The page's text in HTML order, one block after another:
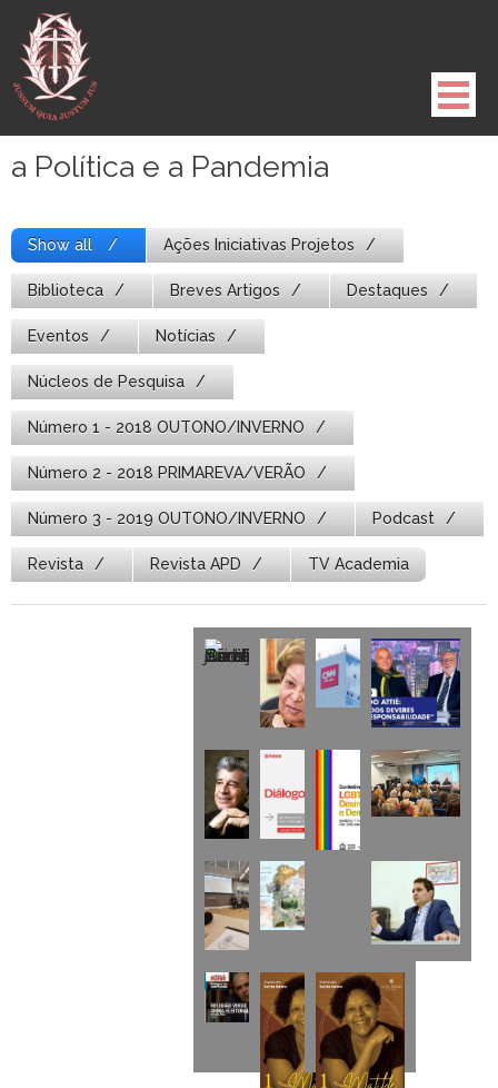
para
conteúdo
a Política e a Pandemia
Show all Ações Iniciativas Projetos
Biblioteca Breves Artigos Destaques
Eventos Notícias
Núcleos de Pesquisa
Número 1 - 2018 OUTONO/INVERNO
Número 2 - 2018 PRIMAREVA/VERÃO
Número 3 - 2019 OUTONO/INVERNO Podcast
Revista Revista APD TV Academia